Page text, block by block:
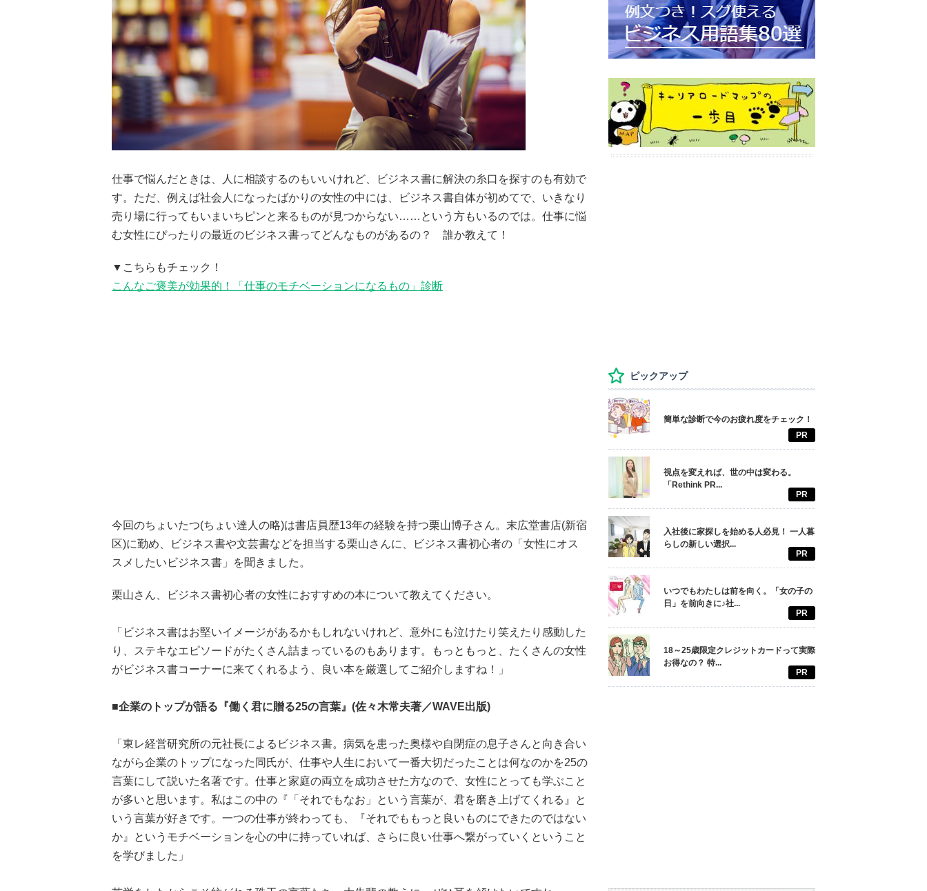
仕事で悩んだときは、人に相談するのもいいけれど、ビジネス書に解決の糸口を探すのも有効で
す。ただ、例えば社会人になったばかりの女性の中には、ビジネス書自体が初めてで、いきなり
売り場に行ってもいまいちピンと来るものが見つからない……という方もいるのでは。仕事に悩
む女性にぴったりの最近のビジネス書ってどんなものがあるの？ 誰か教えて！
▼こちらもチェック！
こんなご褒美が効果的！「仕事のモチベーションになるもの」診断
今回のちょいたつ(ちょい達人の略)は書店員歴13年の経験を持つ栗山博子さん。末広堂書店(新宿
区)に勤め、ビジネス書や文芸書などを担当する栗山さんに、ビジネス書初心者の「女性にオス
スメしたいビジネス書」を聞きました。
栗山さん、ビジネス書初心者の女性におすすめの本について教えてください。
「ビジネス書はお堅いイメージがあるかもしれないけれど、意外にも泣けたり笑えたり感動した
り、ステキなエピソードがたくさん詰まっているのもあります。もっともっと、たくさんの女性
がビジネス書コーナーに来てくれるよう、良い本を厳選してご紹介しますね！」
■企業のトップが語る『働く君に贈る25の言葉』(佐々木常夫著／WAVE出版)
「東レ経営研究所の元社長によるビジネス書。病気を患った奥様や自閉症の息子さんと向き合い
ながら企業のトップになった同氏が、仕事や人生において一番大切だったことは何なのかを25の
言葉にして説いた名著です。仕事と家庭の両立を成功させた方なので、女性にとっても学ぶこと
が多いと思います。私はこの中の『「それでもなお」という言葉が、君を磨き上げてくれる』と
いう言葉が好きです。一つの仕事が終わっても、『それでももっと良いものにできたのではない
か』というモチベーションを心の中に持っていれば、さらに良い仕事へ繋がっていくということ
を学びました」
ピックアップ
簡単な診断で今のお疲れ度をチェック！
PR
視点を変えれば、世の中は変わる。
「Rethink PR...
PR
入社後に家探しを始める人必見！ 一人暮
らしの新しい選択...
PR
いつでもわたしは前を向く。「女の子の
日」を前向きに♪社...
PR
18～25歳限定クレジットカードって実際
お得なの？ 特...
PR